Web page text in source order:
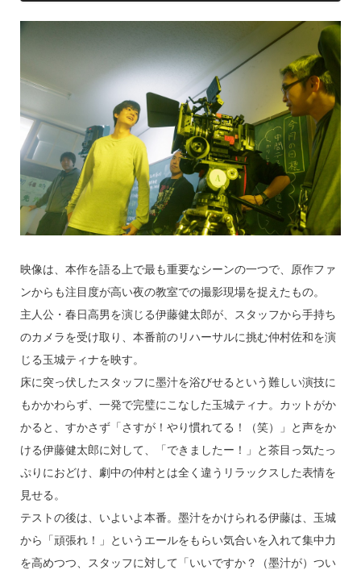
映像は、本作を語る上で最も重要なシーンの一つで、原作ファ
ンからも注目度が高い夜の教室での撮影現場を捉えたもの。
主人公・春日高男を演じる伊藤健太郎が、スタッフから手持ち
のカメラを受け取り、本番前のリハーサルに挑む仲村佐和を演
じる玉城ティナを映す。
床に突っ伏したスタッフに墨汁を浴びせるという難しい演技に
もかかわらず、一発で完璧にこなした玉城ティナ。カットがか
かると、すかさず「さすが！やり慣れてる！（笑）」と声をか
ける伊藤健太郎に対して、「できましたー！」と茶目っ気たっ
ぷりにおどけ、劇中の仲村とは全く違うリラックスした表情を
見せる。
テストの後は、いよいよ本番。墨汁をかけられる伊藤は、玉城
から「頑張れ！」というエールをもらい気合いを入れて集中力
を高めつつ、スタッフに対して「いいですか？（墨汁が）つい